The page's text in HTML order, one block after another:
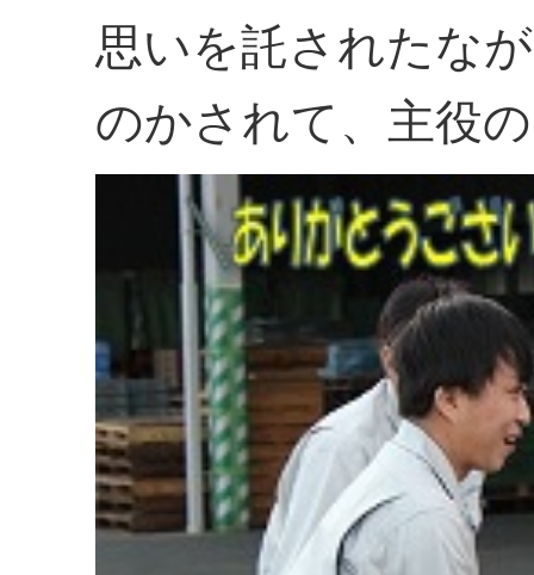
思いを託されたな
のかされて、主役